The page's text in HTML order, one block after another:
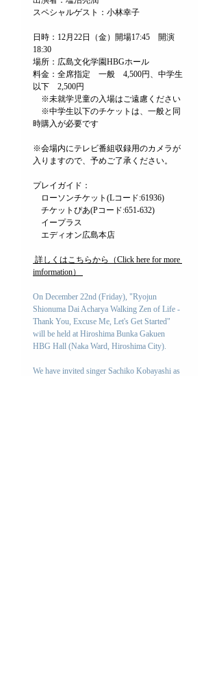
スペシャルゲスト：小林幸子
日時：12月22日（金）開場17:45　開演
18:30
場所：広島文化学園HBGホール
料金：全席指定　一般　4,500円、中学生
以下　2,500円
※未就学児童の入場はご遠慮ください
※中学生以下のチケットは、一般と同
時購入が必要です
※会場内にテレビ番組収録用のカメラが
入りますので、予めご了承ください。
プレイガイド：
ローソンチケット(Lコード:61936)
チケットぴあ(Pコード:651-632)
イープラス
エディオン広島本店
imformation）
On December 22nd (Friday), "Ryojun
Shionuma Dai Acharya Walking Zen of Life -
Thank You, Excuse Me, Let's Get Started"
will be held at Hiroshima Bunka Gakuen
HBG Hall (Naka Ward, Hiroshima City).
We have invited singer Sachiko Kobayashi as